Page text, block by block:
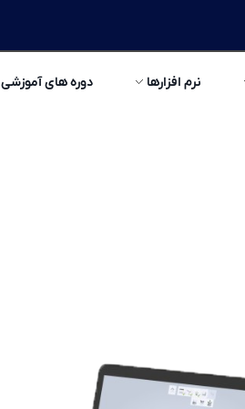
نرم افزارها دوره های آموزشی